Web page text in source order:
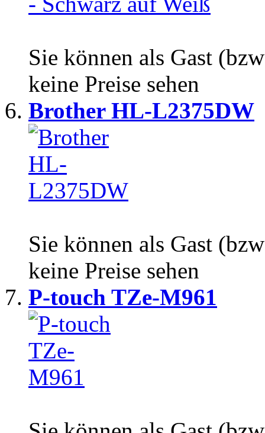
Sie können als Gast
keine Preise sehen
Brother HL-L2375DW
Sie können als Gast
keine Preise sehen
P-touch TZe-M961